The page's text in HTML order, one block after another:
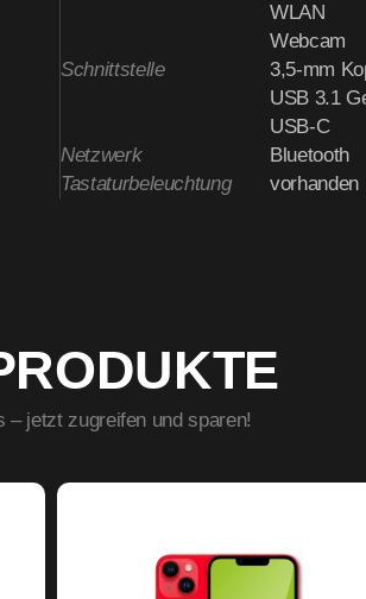
WLAN
Webcam
Schnittstelle
3,5-mm
USB 3.1
USB-C
Netzwerk
Bluetooth
Tastaturbeleuchtung
vorhanden
– jetzt zugreifen und sparen!